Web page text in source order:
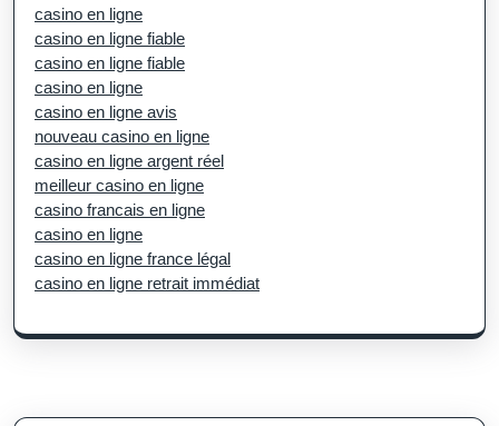
casino en ligne
casino en ligne fiable
casino en ligne fiable
casino en ligne
casino en ligne avis
nouveau casino en ligne
casino en ligne argent réel
meilleur casino en ligne
casino francais en ligne
casino en ligne
casino en ligne france légal
casino en ligne retrait immédiat